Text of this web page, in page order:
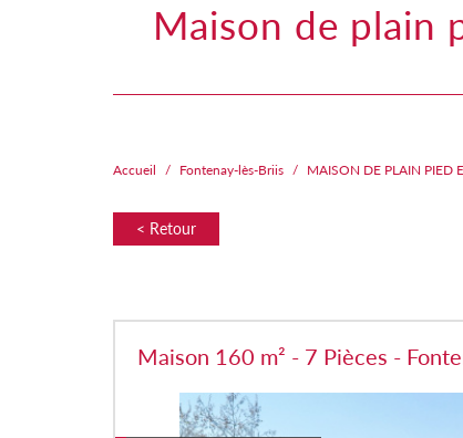
maison de plain pied en l - 5 chambres - sous sol total - terrain de
Accueil Fontenay-lès-Briis MAISON DE PLAIN PIED
< Retour
Maison 160 m² - 7 Pièces -